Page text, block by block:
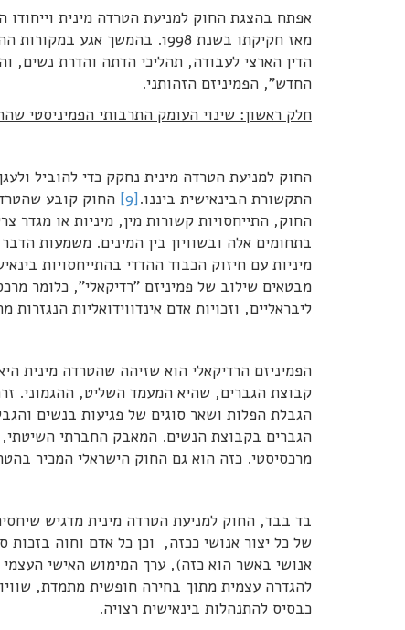
אפתח בהצגת החוק למניעת הטרדה מינית וייחודו
מאז חקיקתו בשנת 1998.
החדש", הפמיניזם הזהותני.
חלק ראשון: שינוי העומק התרבותי הפמיניסטי
החוק למניעת הטרדה מינית נחקק כדי להוביל
התקשורת הבינאישית ביננו.[9]
החוק קובע
החוק, התייחסויות קשורות מין, מיניות או מגדר
בתחומים אלה ובשוויון בין המינים. משמעות
מיניות עם חיזוק הכבוד ההדדי בהתייחסויות
מבטאים שילוב של פמיניזם "רדיקאלי", כלומר
ליבראליים, וזכויות אדם אינדווידואליות הנגזרות
הפמיניזם הרדיקאלי הוא שזיהה שהטרדה מינית
קבוצת הגברים, שהיא המעמד השליט, ההגמוני.
הגבלת הפלות ושאר סוגים של פגיעות בנשים
הגברים בקבוצת הנשים. המאבק החברתי השיטתי,
מרכסיסטי. כזה הוא גם החוק הישראלי המכיר
בד בבד, החוק למניעת הטרדה מינית מדגיש
של כל יצור אנושי ככזה, וכן כל אדם וחוה בזכות
אנושי באשר הוא כזה), ערך המימוש האישי העצמי
להגדרה עצמית מתוך בחירה חופשית מתמדת,
כבסיס להתנהלות בינאישית רצויה.